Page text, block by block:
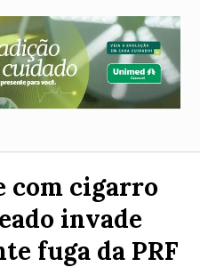
com cigarro
invade
fuga da PRF